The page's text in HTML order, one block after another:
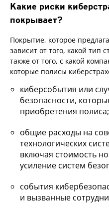
Какие риски
покрывает?
Покрытие, которое
зависит от того, какой тип
также от того, с какой
которые полисы
киберсобытия или
безопасности,
приобретения полиса;
общие расходы на
технологических
включая стоимость
усиление систем
события
и вызванные